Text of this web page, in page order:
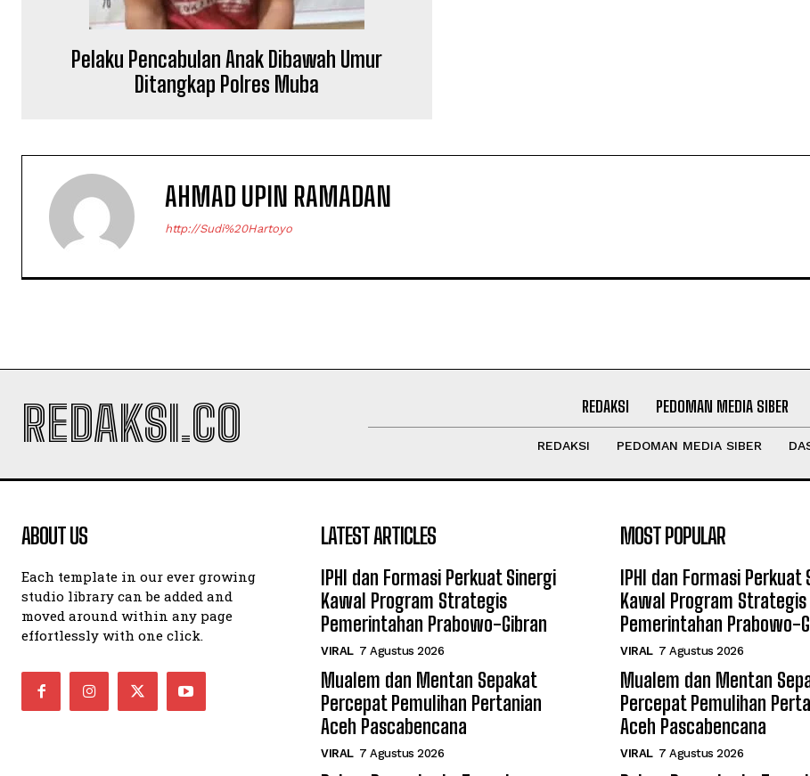
Pelaku Pencabulan Anak Dibawah Umur
Ditangkap Polres Muba
AHMAD UPIN RAMADAN
http://Sudi%20Hartoyo
REDAKSI.CO REDAKSI PEDOMAN MEDIA SIBER
REDAKSI PEDOMAN MEDIA SIBER
ABOUT US
Each template in our ever growing
studio library can be added and
moved around within any page
effortlessly with one click.
LATEST ARTICLES
IPHI dan Formasi Perkuat Sinergi
Kawal Program Strategis
Pemerintahan Prabowo-Gibran
VIRAL 7 Agustus 2026
Mualem dan Mentan Sepakat
Percepat Pemulihan Pertanian
Aceh Pascabencana
VIRAL 7 Agustus 2026
MOST POPULAR
IPHI dan Formasi Perkuat
Kawal Program Strategis
Pemerintahan Prabowo-
VIRAL 7 Agustus 2026
Mualem dan Mentan
Percepat Pemulihan
Aceh Pascabencana
VIRAL 7 Agustus 2026